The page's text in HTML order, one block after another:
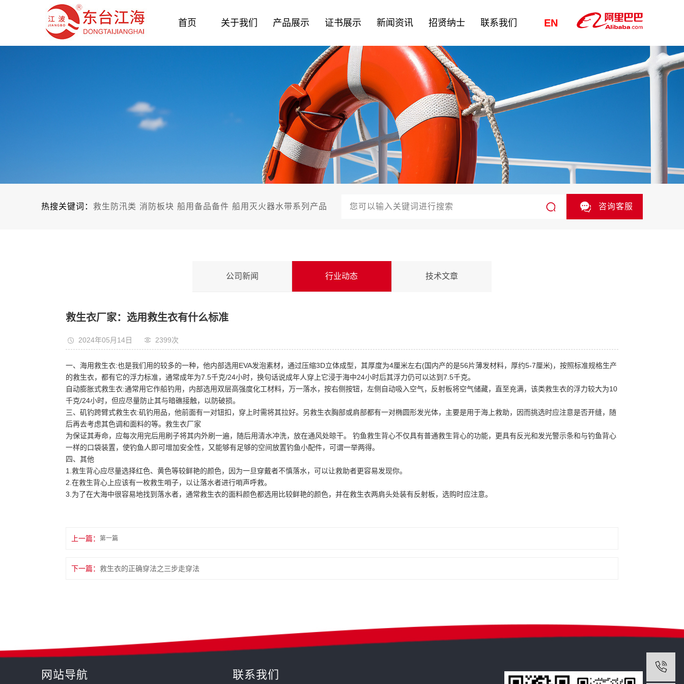
首页 关于我们 产品展示 证书展示 新闻资讯 招贤纳士 联系我们 EN
热搜关键词： 救生防汛类 消防板块 船用备品备件 船用灭火器水带系列产品 咨询客服
公司新闻 行业动态 技术文章
救生衣厂家：选用救生衣有什么标准
2024年05月14日 2399次
一、海用救生衣:也是我们用的较多的一种，他内部选用EVA发泡素材，通过压缩3D立体成型，其厚度为4厘米左右(国内产的是56片薄发材料，厚约5-7厘米)，按照标准规格生产
的救生衣，都有它的浮力标准，通常成年为7.5千克/24小时，换句话说成年人穿上它浸于海中24小时后其浮力仍可以达到7.5千克。
自动膨胀式救生衣:通常用它作船钓用，内部选用双层高强度化工材料，万一落水，按右侧按钮，左侧自动吸入空气，反射板将空气储藏，直至充满，该类救生衣的浮力较大为10
千克/24小时，但应尽量防止其与暗礁接触，以防破损。
三、矶钓跨臂式救生衣:矶钓用品，他前面有一对钮扣，穿上时需将其拉好。另救生衣胸部或肩部都有一对椭圆形发光体，主要是用于海上救助，因而挑选时应注意是否开缝，随
后再去考虑其色调和面料的等。救生衣厂家
为保证其寿命，应每次用完后用刷子将其内外刷一遍，随后用清水冲洗，放在通风处晾干。 钓鱼救生背心不仅具有普通救生背心的功能，更具有反光和发光警示条和与钓鱼背心
一样的口袋装置，使钓鱼人即可增加安全性，又能够有足够的空间放置钓鱼小配件，可谓一举两得。
四、其他
1.救生背心应尽量选择红色、黄色等较鲜艳的颜色，因为一旦穿戴者不慎落水，可以让救助者更容易发现你。
2.在救生背心上应该有一枚救生哨子，以让落水者进行哨声呼救。
3.为了在大海中很容易地找到落水者，通常救生衣的面料颜色都选用比较鲜艳的颜色，并在救生衣两肩头处装有反射板，选购时应注意。
上一篇：第一篇
下一篇：救生衣的正确穿法之三步走穿法
网站导航 联系我们